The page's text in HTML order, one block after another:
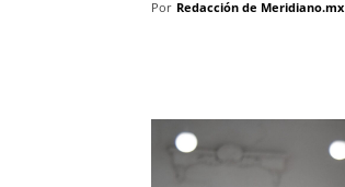
Por Redacción de Meridiano.mx